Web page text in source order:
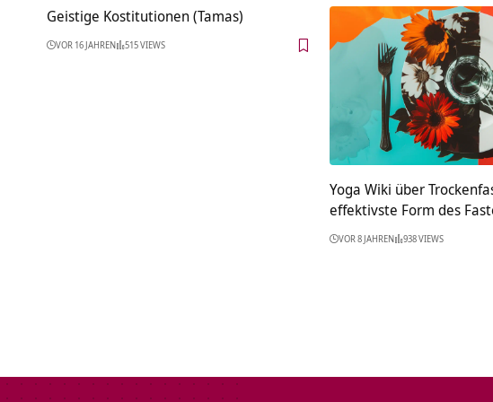
Geistige Kostitutionen (Tamas)
VOR 16 JAHREN 515 VIEWS
Yoga Wiki über
effektivste Form des
VOR 8 JAHREN 938 VIEWS